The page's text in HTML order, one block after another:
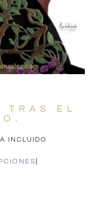
TRAS EL
INCLUIDO